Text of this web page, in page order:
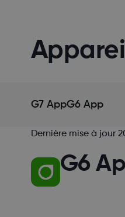
G7 AppG6 App
Dernière mise à jour
G6